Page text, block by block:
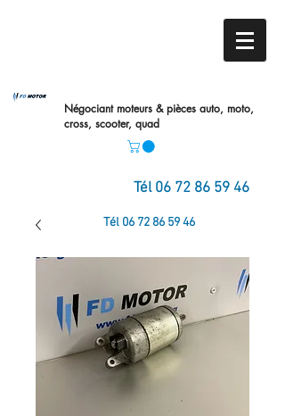
Négociant moteurs & pièces auto, moto,
cross, scooter, quad
Tél 06 72 86 59 46
Tél 06 72 86 59 46